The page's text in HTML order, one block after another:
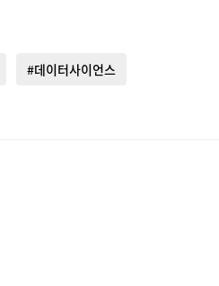
#데이터사이언스